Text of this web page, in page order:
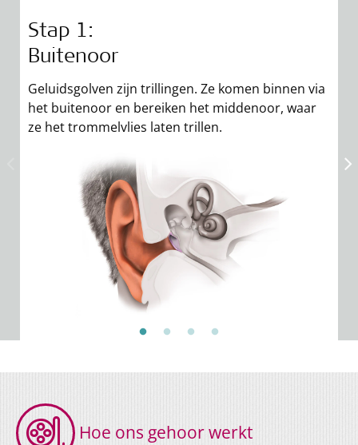
Stap 1:
Buitenoor
Geluidsgolven zijn trillingen. Ze komen binnen via
het buitenoor en bereiken het middenoor, waar
ze het trommelvlies laten trillen.
Hoe ons gehoor werkt